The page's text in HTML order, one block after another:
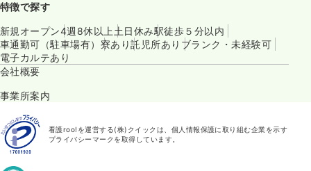
特徴で探す
新規オープン4週8休以上 土日休み駅徒歩５分以内
車通勤可（駐車場有） 寮あり託児所あり ブランク・未経験可
電子カルテあり
会社概要
事業所案内
看護roo!を運営する(株)クイックは、個人情報保護に取り組む企業を示す
プライバシーマークを取得しています。